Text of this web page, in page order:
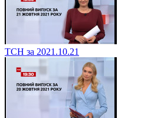
ТСН за 2021.10.21